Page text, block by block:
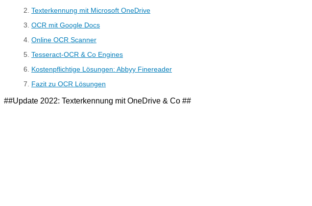
Texterkennung mit Microsoft OneDrive
OCR mit Google Docs
Online OCR Scanner
Tesseract-OCR & Co Engines
Kostenpflichtige Lösungen: Abbyy Finereader
Fazit zu OCR Lösungen
##Update 2022: Texterkennung mit OneDrive & Co ##